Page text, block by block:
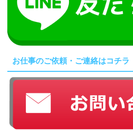
お仕事のご依頼・ご連絡はコチラ